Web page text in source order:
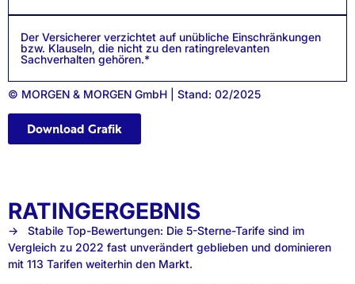
Der Versicherer verzichtet auf unübliche Einschränkungen
bzw. Klauseln, die nicht zu den ratingrelevanten
Sachverhalten gehören.*
© MORGEN & MORGEN GmbH | Stand: 02/2025
Download Grafik
RATINGERGEBNIS
→ Stabile Top-Bewertungen: Die 5-Sterne-Tarife sind im
Vergleich zu 2022 fast unverändert geblieben und dominieren
mit 113 Tarifen weiterhin den Markt.